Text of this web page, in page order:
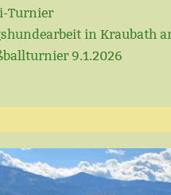
Turnier
in Kraubath
9.1.2026